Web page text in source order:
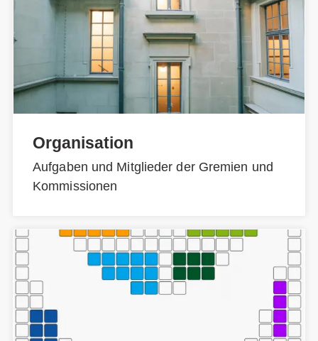
Organisation
Aufgaben und Mitglieder der Gremien und
Kommissionen